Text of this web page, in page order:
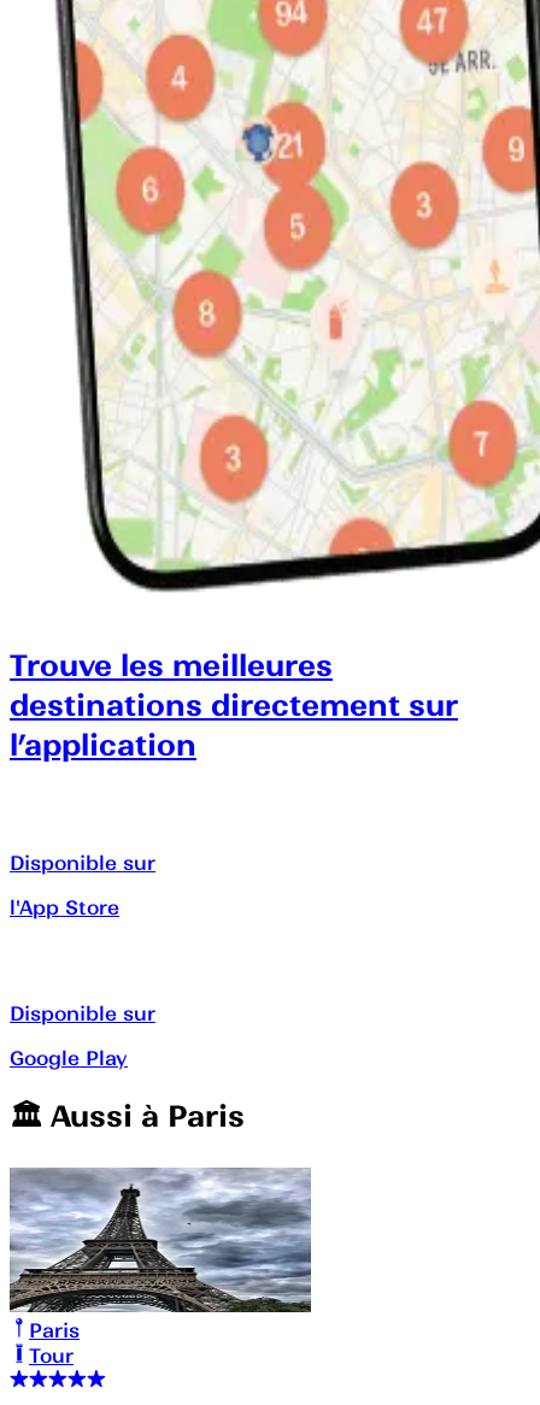
Trouve les meilleures
destinations directement sur
l’application
Disponible sur
l'App Store
Disponible sur
Google Play
🏛️️ Aussi à Paris
Paris
Tour